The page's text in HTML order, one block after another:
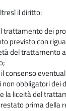
il diritto:
trattamento dei
previsto con
del trattamento
consenso
obbligatori dei
la liceità del
prima della